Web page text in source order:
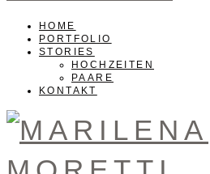
HOME
PORTFOLIO
STORIES
HOCHZEITEN
PAARE
KONTAKT